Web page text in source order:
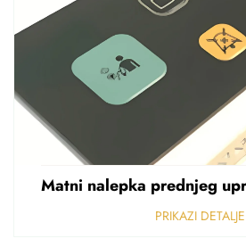
PRIKAZI DETALJE